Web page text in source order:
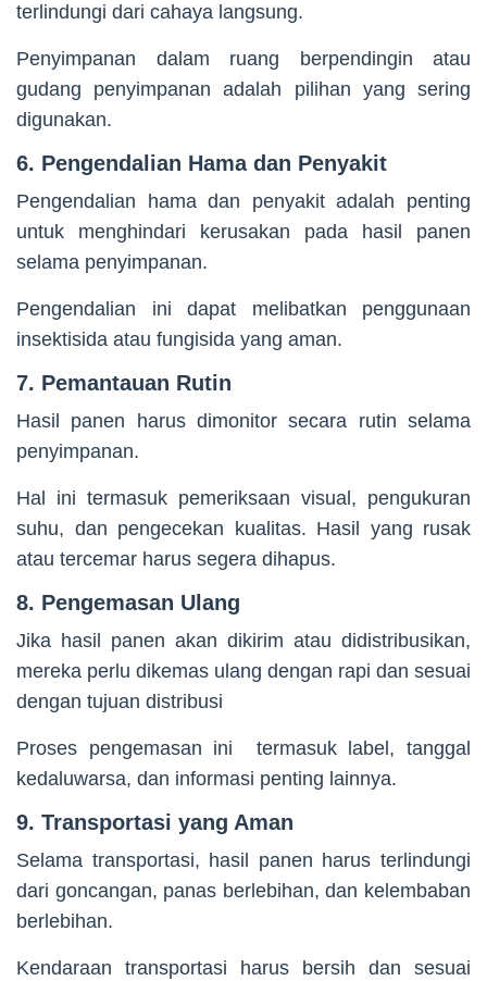
terlindungi dari cahaya langsung.
Penyimpanan dalam ruang berpendingin atau
gudang penyimpanan adalah pilihan yang sering
digunakan.
6. Pengendalian Hama dan Penyakit
Pengendalian hama dan penyakit adalah penting
untuk menghindari kerusakan pada hasil panen
selama penyimpanan.
Pengendalian ini dapat melibatkan penggunaan
insektisida atau fungisida yang aman.
7. Pemantauan Rutin
Hasil panen harus dimonitor secara rutin selama
penyimpanan.
Hal ini termasuk pemeriksaan visual, pengukuran
suhu, dan pengecekan kualitas. Hasil yang rusak
atau tercemar harus segera dihapus.
8. Pengemasan Ulang
Jika hasil panen akan dikirim atau didistribusikan,
mereka perlu dikemas ulang dengan rapi dan sesuai
dengan tujuan distribusi
Proses pengemasan ini termasuk label, tanggal
kedaluwarsa, dan informasi penting lainnya.
9. Transportasi yang Aman
Selama transportasi, hasil panen harus terlindungi
dari goncangan, panas berlebihan, dan kelembaban
berlebihan.
Kendaraan transportasi harus bersih dan sesuai